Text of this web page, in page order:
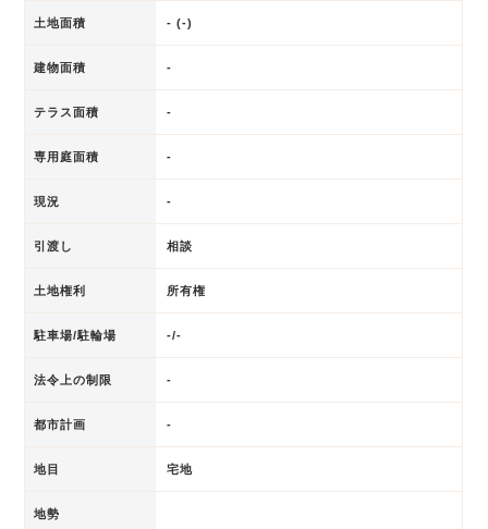
土地面積 - (-)
建物面積 -
テラス面積 -
専用庭面積 -
現況 -
引渡し 相談
土地権利 所有権
駐車場/駐輪場 -/-
法令上の制限 -
都市計画 -
地目 宅地
地勢